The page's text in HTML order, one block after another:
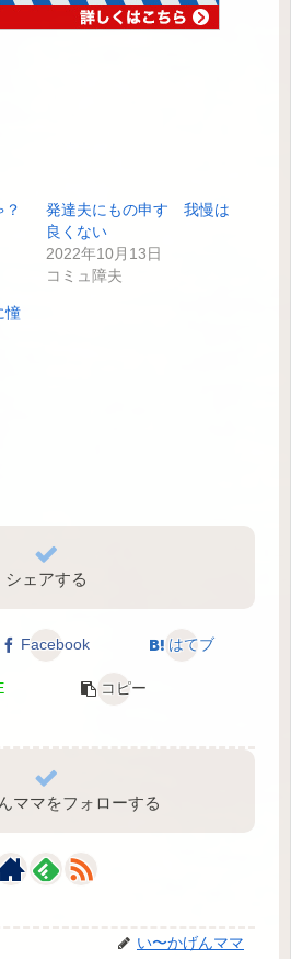
発達夫にもの申す 我慢は
良くない
2022年10月13日
コミュ障夫
憧
シェアする
Facebook はてブ
コピー
ママをフォローする
い〜かげんママ